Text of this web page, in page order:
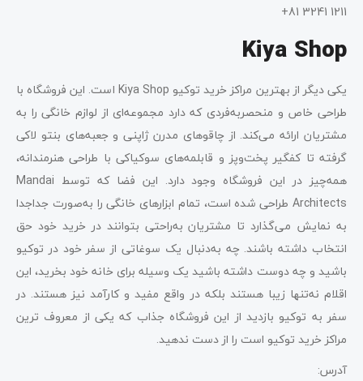
1211 3241 81+
Kiya Shop
یکی دیگر از بهترین مراکز خرید توکیو Kiya Shop است. این فروشگاه با
طراحی خاص و منحصربه‌فردی که دارد مجموعه‌ای از لوازم خانگی را به
مشتریان ارائه می‌کند. از چاقوهای مدرن ژاپنی و جعبه‌های بنتو لاکی
گرفته تا کفگیر پخت‌وپز و قابلمه‌های سوکیاکی با طراحی هنرمندانه،
همه‌چیز در این فروشگاه وجود دارد. این فضا که توسط Mandai
Architects طراحی شده است، تمام ابزارهای خانگی را به‌صورت جداجدا
به نمایش می‌گذارد تا مشتریان به‌راحتی بتوانند در خرید خود حق
انتخاب داشته باشند. چه به‌دنبال یک سوغاتی از سفر خود در توکیو
باشید و چه دوست داشته باشید یک وسیله برای خانه خود بخرید، این
اقلام نه‌تنها زیبا هستند بلکه در واقع مفید و کارآمد نیز هستند. در
سفر به توکیو بازدید از این فروشگاه جذاب که یکی از معروف ترین
مراکز خرید توکیو است را از دست ندهید.
آدرس: